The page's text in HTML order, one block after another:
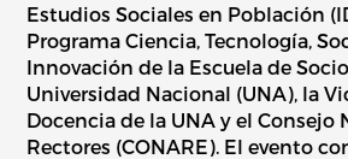
Estudios Sociales en Población
Programa Ciencia, Tecnología,
Innovación de la Escuela de
Universidad Nacional (UNA), la
Docencia de la UNA y el Consejo
Rectores (CONARE). El evento